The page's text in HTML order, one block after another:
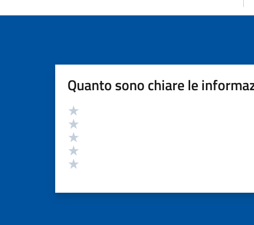
Quanto sono chiare le
Valutazione